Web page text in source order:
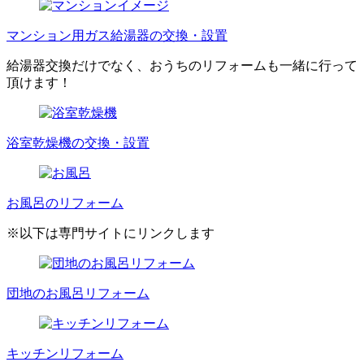
マンション用ガス給湯器の交換・設置
給湯器交換だけでなく、おうちのリフォームも一緒に行って
頂けます！
浴室乾燥機の交換・設置
お風呂のリフォーム
※以下は専門サイトにリンクします
団地のお風呂リフォーム
キッチンリフォーム